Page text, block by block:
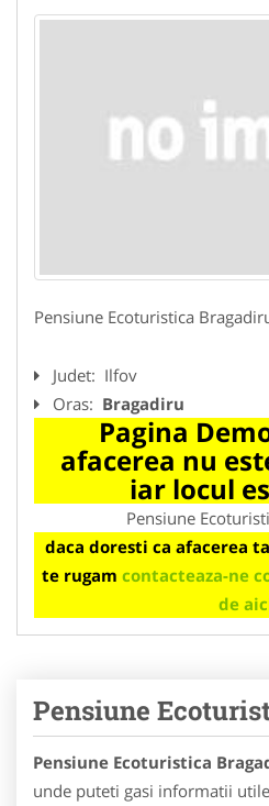
Pensiune Ecoturistica
Judet: Ilfov
Oras: Bragadiru
Pagina
afacerea nu
iar locul
Pensiune
daca doresti ca afacerea
te rugam contacteaza-ne
de
Pensiune
Pensiune Ecoturistica
unde puteti gasi informatii